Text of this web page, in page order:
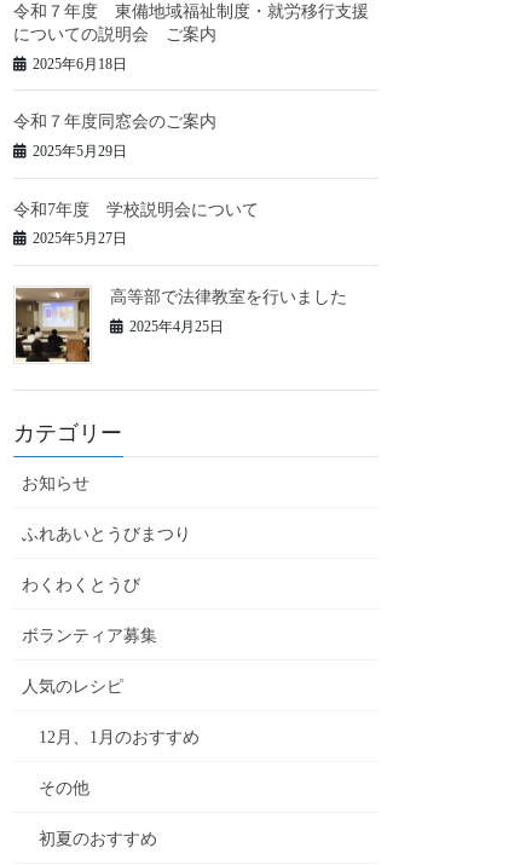
令和７年度 東備地域福祉制度・就労移行支援
についての説明会 ご案内
2025年6月18日
令和７年度同窓会のご案内
2025年5月29日
令和7年度 学校説明会について
2025年5月27日
高等部で法律教室を行いました
2025年4月25日
カテゴリー
お知らせ
ふれあいとうびまつり
わくわくとうび
ボランティア募集
人気のレシピ
12月、1月のおすすめ
その他
初夏のおすすめ